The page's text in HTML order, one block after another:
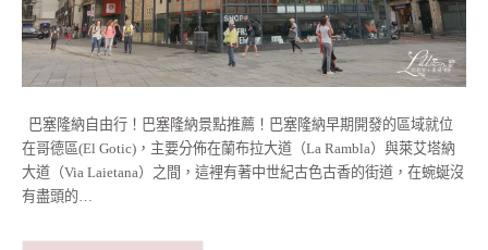
巴塞隆納自由行！巴塞隆納景點推薦！巴塞隆納早期開發的區域就位
在哥德區(El Gotic)，主要分佈在蘭布拉大道（La Rambla）與萊艾塔納
大道（Via Laietana）之間，這裡有著中世紀古色古香的街道，在蜿蜒沒
有盡頭的…